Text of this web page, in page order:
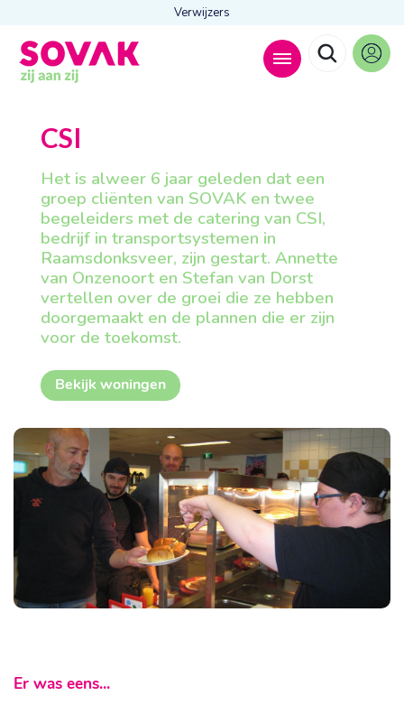
Verwijzers
Anderen zochten ook
Wonen
Dagbesteding
Behandelingen
Contact
CSI
Het is alweer 6 jaar geleden dat een
groep cliënten van SOVAK en twee
begeleiders met de catering van CSI,
bedrijf in transportsystemen in
Raamsdonksveer, zijn gestart. Annette
van Onzenoort en Stefan van Dorst
vertellen over de groei die ze hebben
doorgemaakt en de plannen die er zijn
voor de toekomst.
Bekijk woningen
Er was eens...